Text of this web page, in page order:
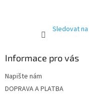
Sledovat
Informace pro vás
Napište nám
DOPRAVA A PLATBA